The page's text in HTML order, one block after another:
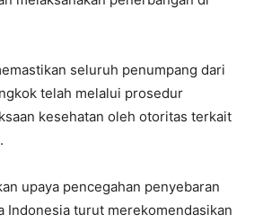
seluruh penumpang dari
telah melalui prosedur
kesehatan oleh otoritas terkait
upaya pencegahan penyebaran
Indonesia turut merekomendasikan